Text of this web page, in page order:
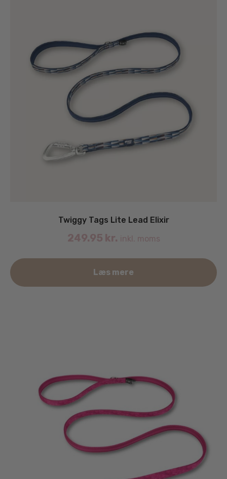
Twiggy Tags Lite Lead Elixir
249.95 kr. inkl. moms
Læs mere